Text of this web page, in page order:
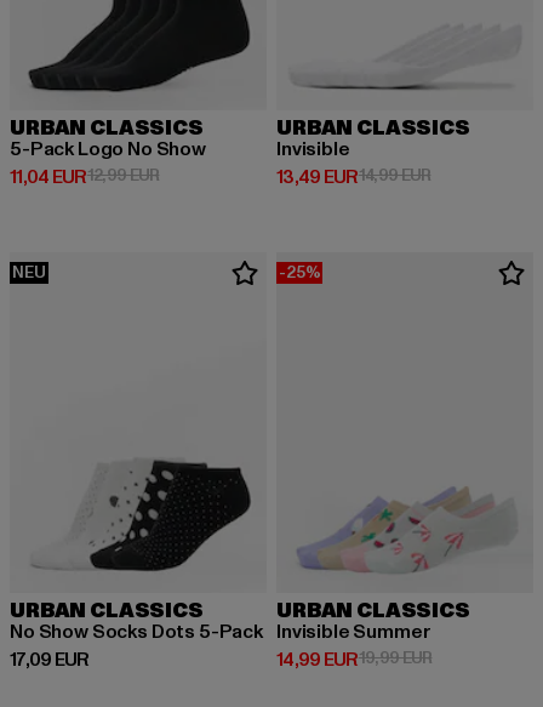
URBAN CLASSICS
5-Pack Logo No Show
11,04 EUR
Derzeitiger Preis: 11,04 EUR
12,99 EURAktionspreis: 12,99 EUR
URBAN CLASSICS
Invisible
13,49 EUR
Derzeitiger Preis: 13,49 EUR
14,99 EURAktionspreis:
NEU
URBAN CLASSICS
No Show Socks Dots 5-Pack
17,09 EUR
Derzeitiger Preis: 17,09 EUR
-25%
URBAN CLASSICS
Invisible Summer
14,99 EUR
Derzeitiger Preis: 14,99 EUR
19,99 EURAktionspreis: